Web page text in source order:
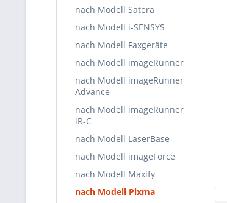
nach Modell Satera
nach Modell i-SENSYS
nach Modell Faxgeräte
nach Modell imageRunner
nach Modell imageRunner
Advance
nach Modell imageRunner
iR-C
nach Modell LaserBase
nach Modell imageForce
nach Modell Maxify
nach Modell Pixma